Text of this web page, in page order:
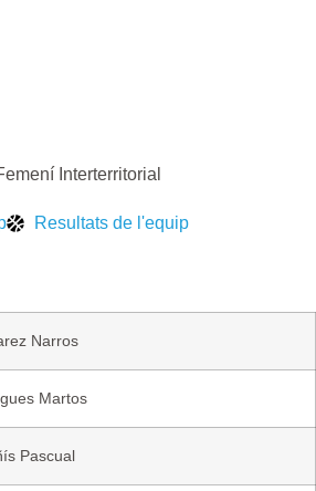
Interterritorial
Resultats de l'equip
Narros
Martos
Pascual